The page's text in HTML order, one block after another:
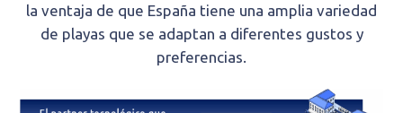
la ventaja de que España tiene una amplia variedad
de playas que se adaptan a diferentes gustos y
preferencias.